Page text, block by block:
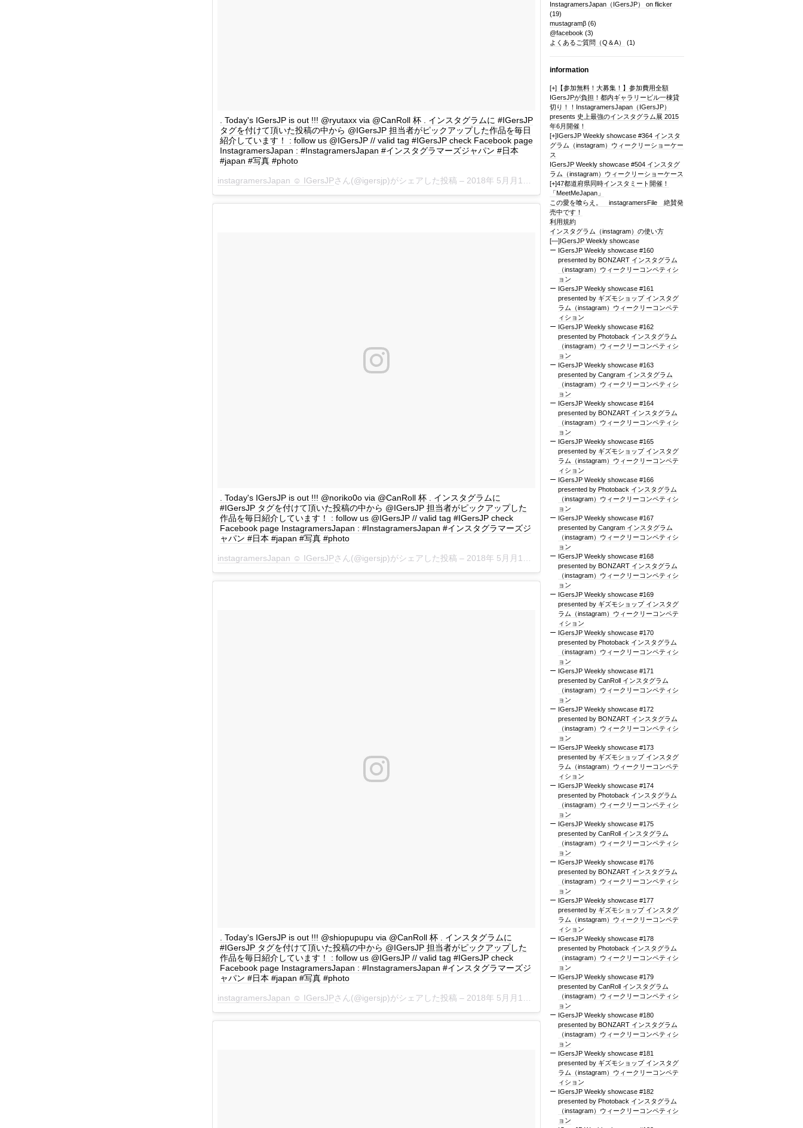
. Today's IGersJP is out !!! @ryutaxx via @CanRoll 杯 . インスタグラムに #IGersJP
タグを付けて頂いた投稿の中から @IGersJP 担当者がピックアップした作品を毎日
紹介しています！ : follow us @IGersJP // valid tag #IGersJP check Facebook page
InstagramersJapan : #InstagramersJapan #インスタグラマーズジャパン #日本
#japan #写真 #photo
instagramersJapan ☺︎ IGersJPさん(@igersjp)がシェアした投稿 – 2018年 5月月11日午前12時46分PDT
. Today's IGersJP is out !!! @noriko0o via @CanRoll 杯 . インスタグラムに
#IGersJP タグを付けて頂いた投稿の中から @IGersJP 担当者がピックアップした
作品を毎日紹介しています！ : follow us @IGersJP // valid tag #IGersJP check
Facebook page InstagramersJapan : #InstagramersJapan #インスタグラマーズジ
ャパン #日本 #japan #写真 #photo
instagramersJapan ☺︎ IGersJPさん(@igersjp)がシェアした投稿 – 2018年 5月月11日午後5時15分PDT
. Today's IGersJP is out !!! @shiopupupu via @CanRoll 杯 . インスタグラムに
#IGersJP タグを付けて頂いた投稿の中から @IGersJP 担当者がピックアップした
作品を毎日紹介しています！ : follow us @IGersJP // valid tag #IGersJP check
Facebook page InstagramersJapan : #InstagramersJapan #インスタグラマーズジ
ャパン #日本 #japan #写真 #photo
instagramersJapan ☺︎ IGersJPさん(@igersjp)がシェアした投稿 – 2018年 5月月11日午後9時02分PDT
InstagramersJapan（IGersJP） on flicker
(19)
mustagramβ(6)
@facebook (3)
よくあるご質問（Q＆A）
(1)
information
[+]【参加無料！大募集！】参加費用全額
IGersJPが負担！都内ギャラリービル一棟貸
切り！！InstagramersJapan（IGersJP）
presents 史上最強のインスタグラム展 2015
年6月開催！
[+]IGersJP Weekly showcase #364 インスタ
グラム（instagram）ウィークリーショーケー
ス
IGersJP Weekly showcase #504 インスタグ
ラム（instagram）ウィークリーショーケース
[+]47都道府県同時インスタミート開催！
「MeetMeJapan」
この愛を喰らえ。 instagramersFile 絶賛発
売中です！
利用規約
インスタグラム（instagram）の使い方
[—]IGersJP Weekly showcase
IGersJP Weekly showcase #160
presented by BONZART インスタグラム
（instagram）ウィークリーコンペティシ
ョン
IGersJP Weekly showcase #161
presented by ギズモショップ インスタグ
ラム（instagram）ウィークリーコンペテ
ィション
IGersJP Weekly showcase #162
presented by Photoback インスタグラム
（instagram）ウィークリーコンペティシ
ョン
IGersJP Weekly showcase #163
presented by Cangram インスタグラム
（instagram）ウィークリーコンペティシ
ョン
IGersJP Weekly showcase #164
presented by BONZART インスタグラム
（instagram）ウィークリーコンペティシ
ョン
IGersJP Weekly showcase #165
presented by ギズモショップ インスタグ
ラム（instagram）ウィークリーコンペテ
ィション
IGersJP Weekly showcase #166
presented by Photoback インスタグラム
（instagram）ウィークリーコンペティシ
ョン
IGersJP Weekly showcase #167
presented by Cangram インスタグラム
（instagram）ウィークリーコンペティシ
ョン
IGersJP Weekly showcase #168
presented by BONZART インスタグラム
（instagram）ウィークリーコンペティシ
ョン
IGersJP Weekly showcase #169
presented by ギズモショップ インスタグ
ラム（instagram）ウィークリーコンペテ
ィション
IGersJP Weekly showcase #170
presented by Photoback インスタグラム
（instagram）ウィークリーコンペティシ
ョン
IGersJP Weekly showcase #171
presented by CanRoll インスタグラム
（instagram）ウィークリーコンペティシ
ョン
IGersJP Weekly showcase #172
presented by BONZART インスタグラム
（instagram）ウィークリーコンペティシ
ョン
IGersJP Weekly showcase #173
presented by ギズモショップ インスタグ
ラム（instagram）ウィークリーコンペテ
ィション
IGersJP Weekly showcase #174
presented by Photoback インスタグラム
（instagram）ウィークリーコンペティシ
ョン
IGersJP Weekly showcase #175
presented by CanRoll インスタグラム
（instagram）ウィークリーコンペティシ
ョン
IGersJP Weekly showcase #176
presented by BONZART インスタグラム
（instagram）ウィークリーコンペティシ
ョン
IGersJP Weekly showcase #177
presented by ギズモショップ インスタグ
ラム（instagram）ウィークリーコンペテ
ィション
IGersJP Weekly showcase #178
presented by Photoback インスタグラム
（instagram）ウィークリーコンペティシ
ョン
IGersJP Weekly showcase #179
presented by CanRoll インスタグラム
（instagram）ウィークリーコンペティシ
ョン
IGersJP Weekly showcase #180
presented by BONZART インスタグラム
（instagram）ウィークリーコンペティシ
ョン
IGersJP Weekly showcase #181
presented by ギズモショップ インスタグ
ラム（instagram）ウィークリーコンペテ
ィション
IGersJP Weekly showcase #182
presented by Photoback インスタグラム
（instagram）ウィークリーコンペティシ
ョン